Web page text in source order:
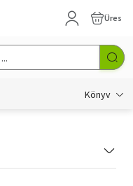
Üres
Könyv